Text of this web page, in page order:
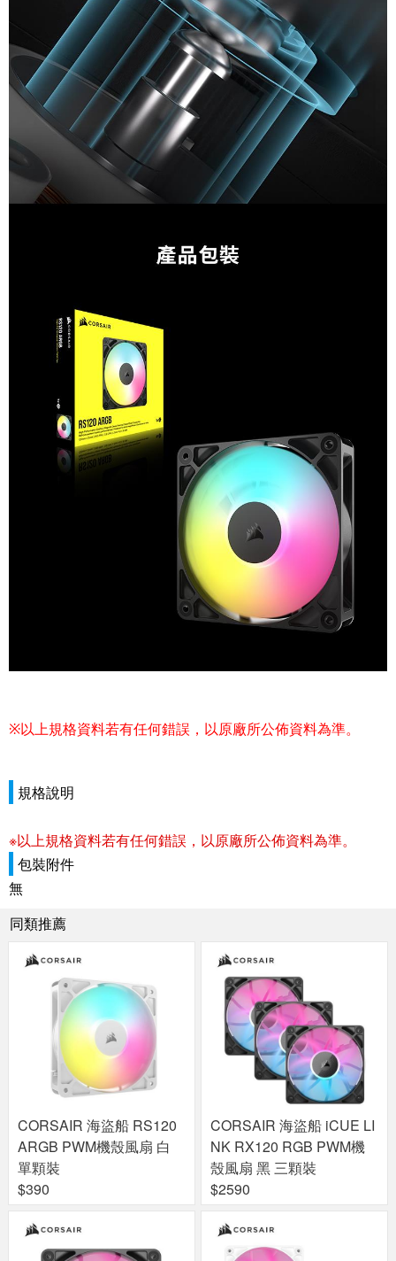
※以上規格資料若有任何錯誤，以原廠所公佈資料為準。
規格說明
※以上規格資料若有任何錯誤，以原廠所公佈資料為準。
包裝附件
無
同類推薦
CORSAIR 海盜船 RS120
ARGB PWM機殼風扇 白
單顆裝
$390
CORSAIR 海盜船 iCUE LI
NK RX120 RGB PWM機
殼風扇 黑 三顆裝
$2590